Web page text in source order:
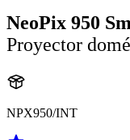
NeoPix 950
Proyector
NPX950/INT